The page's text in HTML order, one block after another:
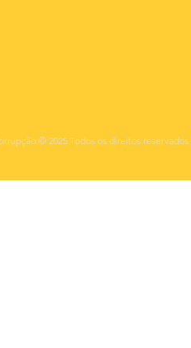
© 2025 Todos os direitos